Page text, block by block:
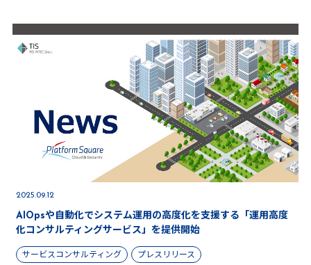
2025.09.12
AIOpsや自動化でシステム運用の高度化を支援する「運用高度
化コンサルティングサービス」を提供開始
サービスコンサルティング プレスリリース